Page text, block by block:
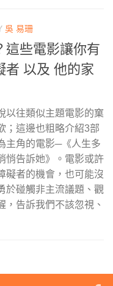
吳 易珊
這些電影讓你有
者 以及 他的家
以往類似主題電影的窠
；這邊也粗略介紹3部
主角的電影─《人生多
悄告訴她》。電影或許
礙者的機會，也可能沒
於碰觸非主流議題、觀
，告訴我們不該忽視、